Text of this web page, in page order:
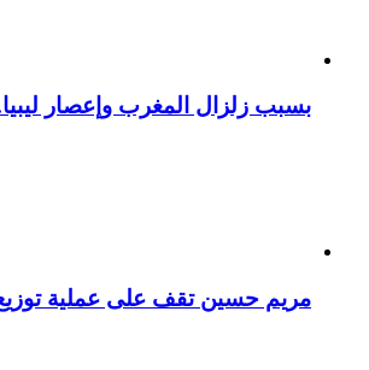
بسبب زلزال المغرب وإعصار
مريم حسين تقف على عملية توزيع